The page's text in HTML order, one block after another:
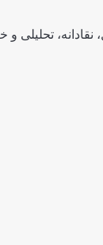
تحلیلی و